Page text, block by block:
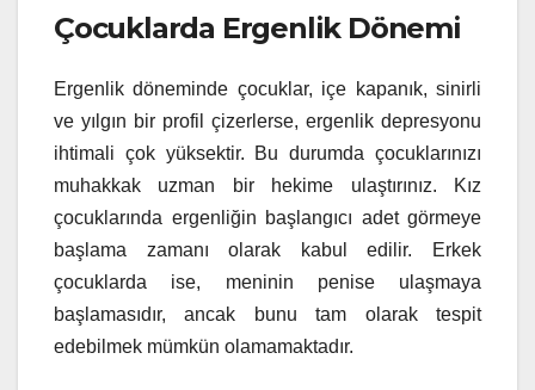
Çocuklarda Ergenlik Dönemi
Ergenlik döneminde çocuklar, içe kapanık, sinirli
ve yılgın bir profil çizerlerse, ergenlik depresyonu
ihtimali çok yüksektir. Bu durumda çocuklarınızı
muhakkak uzman bir hekime ulaştırınız. Kız
çocuklarında ergenliğin başlangıcı adet görmeye
başlama zamanı olarak kabul edilir. Erkek
çocuklarda ise, meninin penise ulaşmaya
başlamasıdır, ancak bunu tam olarak tespit
edebilmek mümkün olamamaktadır.